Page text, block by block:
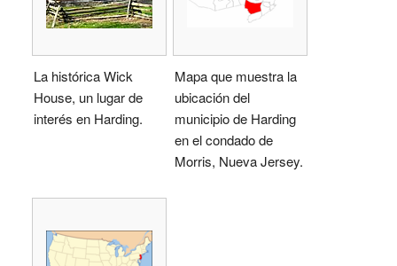
La histórica Wick
House, un lugar de
interés en Harding.
Mapa que muestra la
ubicación del
municipio de Harding
en el condado de
Morris, Nueva Jersey.